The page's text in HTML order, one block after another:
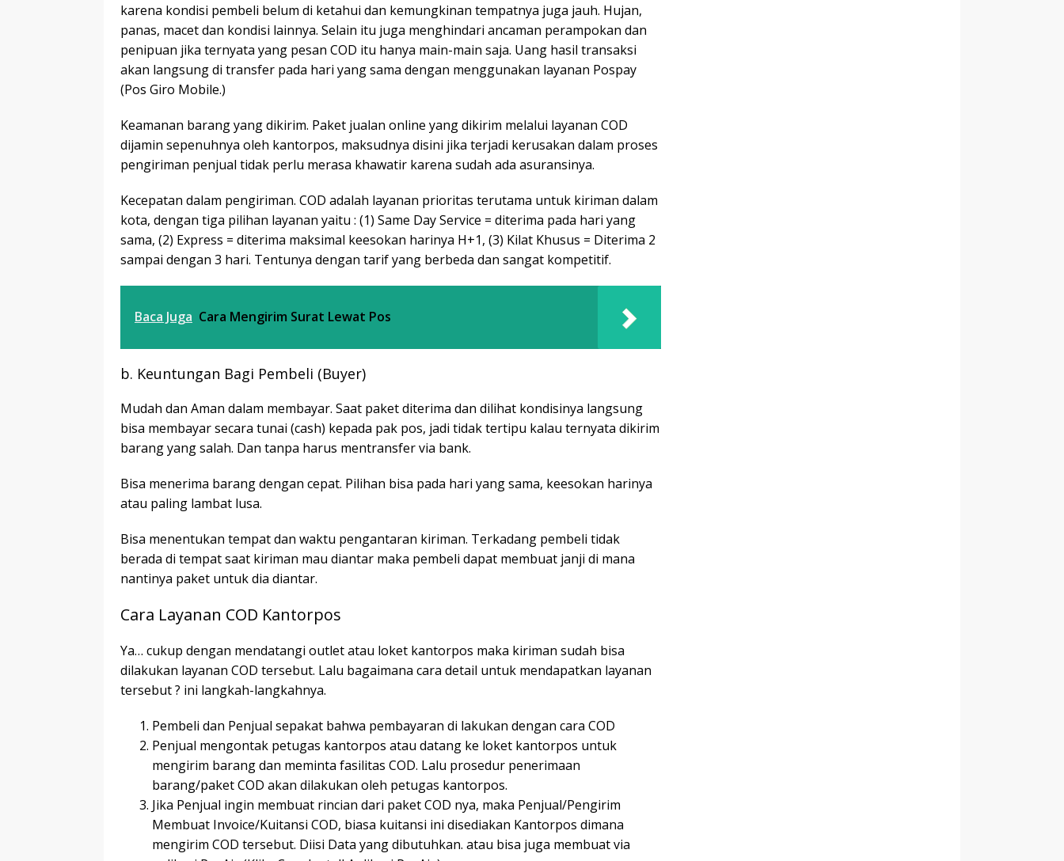
karena kondisi pembeli belum di ketahui dan kemungkinan tempatnya juga jauh. Hujan,
panas, macet dan kondisi lainnya. Selain itu juga menghindari ancaman perampokan dan
penipuan jika ternyata yang pesan COD itu hanya main-main saja. Uang hasil transaksi
akan langsung di transfer pada hari yang sama dengan menggunakan layanan Pospay
(Pos Giro Mobile.)
Keamanan barang yang dikirim. Paket jualan online yang dikirim melalui layanan COD
dijamin sepenuhnya oleh kantorpos, maksudnya disini jika terjadi kerusakan dalam proses
pengiriman penjual tidak perlu merasa khawatir karena sudah ada asuransinya.
Kecepatan dalam pengiriman. COD adalah layanan prioritas terutama untuk kiriman dalam
kota, dengan tiga pilihan layanan yaitu : (1) Same Day Service = diterima pada hari yang
sama, (2) Express = diterima maksimal keesokan harinya H+1, (3) Kilat Khusus = Diterima 2
sampai dengan 3 hari. Tentunya dengan tarif yang berbeda dan sangat kompetitif.
Baca Juga Cara Mengirim Surat Lewat Pos
b. Keuntungan Bagi Pembeli (Buyer)
Mudah dan Aman dalam membayar. Saat paket diterima dan dilihat kondisinya langsung
bisa membayar secara tunai (cash) kepada pak pos, jadi tidak tertipu kalau ternyata dikirim
barang yang salah. Dan tanpa harus mentransfer via bank.
Bisa menerima barang dengan cepat. Pilihan bisa pada hari yang sama, keesokan harinya
atau paling lambat lusa.
Bisa menentukan tempat dan waktu pengantaran kiriman. Terkadang pembeli tidak
berada di tempat saat kiriman mau diantar maka pembeli dapat membuat janji di mana
nantinya paket untuk dia diantar.
Cara Layanan COD Kantorpos
Ya… cukup dengan mendatangi outlet atau loket kantorpos maka kiriman sudah bisa
dilakukan layanan COD tersebut. Lalu bagaimana cara detail untuk mendapatkan layanan
tersebut ? ini langkah-langkahnya.
Pembeli dan Penjual sepakat bahwa pembayaran di lakukan dengan cara COD
Penjual mengontak petugas kantorpos atau datang ke loket kantorpos untuk
mengirim barang dan meminta fasilitas COD. Lalu prosedur penerimaan
barang/paket COD akan dilakukan oleh petugas kantorpos.
Jika Penjual ingin membuat rincian dari paket COD nya, maka Penjual/Pengirim
Membuat Invoice/Kuitansi COD, biasa kuitansi ini disediakan Kantorpos dimana
mengirim COD tersebut. Diisi Data yang dibutuhkan. atau bisa juga membuat via